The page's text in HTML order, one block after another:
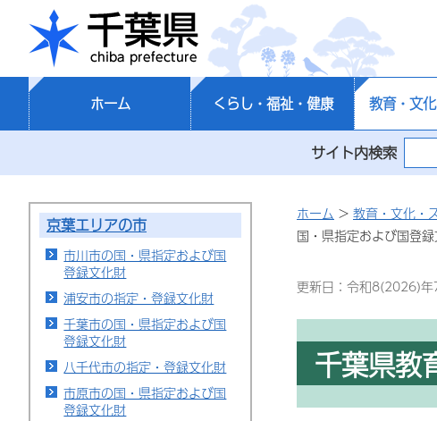
千葉県
ホーム くらし・福祉・健康 教育・文
サイト内検索
京葉エリアの市
市川市の国・県指定および国
登録文化財
浦安市の指定・登録文化財
千葉市の国・県指定および国
登録文化財
八千代市の指定・登録文化財
市原市の国・県指定および国
登録文化財
ホーム > 教育・文化・
国・県指定および国登
更新日：令和8(2026)
千葉県教